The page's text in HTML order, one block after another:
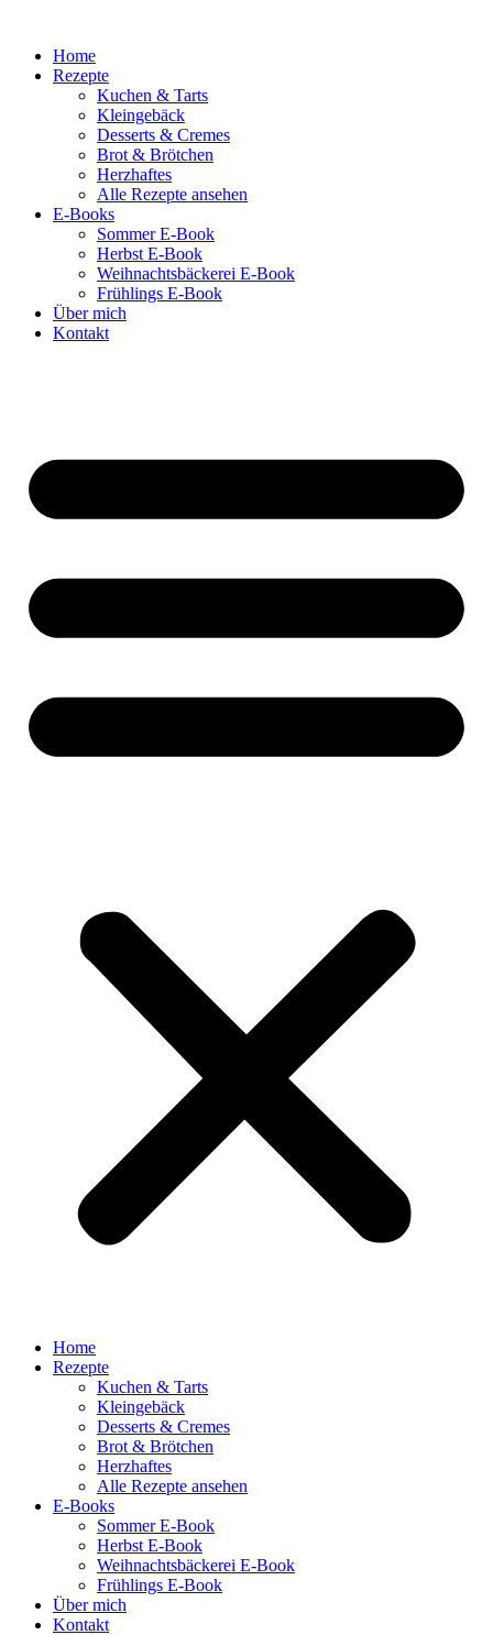
springenHome
Rezepte
Kuchen & Tarts
Kleingebäck
Desserts & Cremes
Brot & Brötchen
Herzhaftes
Alle Rezepte ansehen
E-Books
Sommer E-Book
Herbst E-Book
Weihnachtsbäckerei E-Book
Frühlings E-Book
Über mich
Kontakt
Home
Rezepte
Kuchen & Tarts
Kleingebäck
Desserts & Cremes
Brot & Brötchen
Herzhaftes
Alle Rezepte ansehen
E-Books
Sommer E-Book
Herbst E-Book
Weihnachtsbäckerei E-Book
Frühlings E-Book
Über mich
Kontakt